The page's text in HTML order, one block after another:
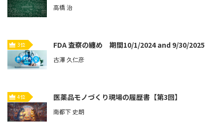
高橋 治
3位 FDA 査察の纏め 期間10/1/2024 and 9/30/2025
古澤 久仁彦
4位 医薬品モノづくり現場の履歴書【第3回】
南都下 史朗